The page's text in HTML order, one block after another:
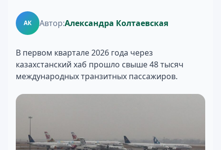
АК Автор:Александра Колтаевская
В первом квартале 2026 года через
казахстанский хаб прошло свыше 48 тысяч
международных транзитных пассажиров.